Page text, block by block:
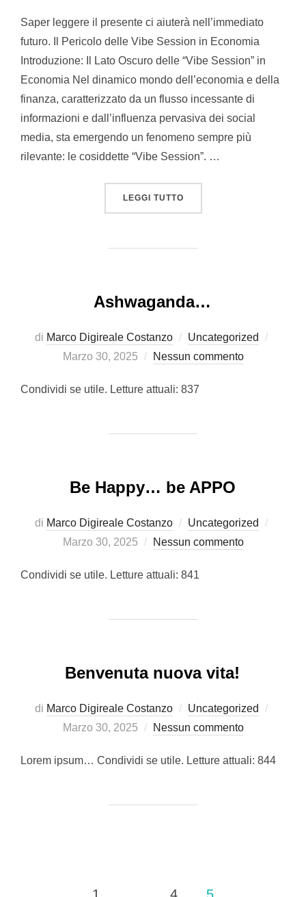
Saper leggere il presente ci aiuterà nell’immediato
futuro. Il Pericolo delle Vibe Session in Economia
Introduzione: Il Lato Oscuro delle “Vibe Session” in
Economia Nel dinamico mondo dell’economia e della
finanza, caratterizzato da un flusso incessante di
informazioni e dall’influenza pervasiva dei social
media, sta emergendo un fenomeno sempre più
rilevante: le cosiddette “Vibe Session”. …
LEGGI TUTTO““RECESSIONE E
Ashwaganda…
di Marco Digireale Costanzo Uncategorized
Marzo 30, 2025 Nessun commento
Condividi se utile. Letture attuali: 837
Be Happy… be APPO
di Marco Digireale Costanzo Uncategorized
Marzo 30, 2025 Nessun commento
Condividi se utile. Letture attuali: 841
Benvenuta nuova vita!
di Marco Digireale Costanzo Uncategorized
Marzo 30, 2025 Nessun commento
Lorem ipsum… Condividi se utile. Letture attuali: 844
1 4 5